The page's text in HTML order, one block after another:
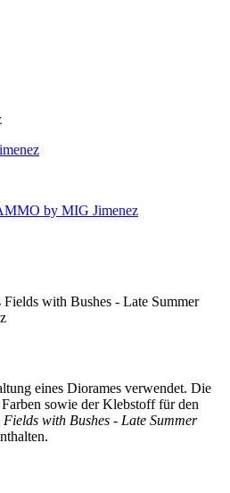
by MIG Jimenez
with Bushes - Late Summer
eines Diorames verwendet. Die
sowie der Klebstoff für den
Fields with Bushes - Late Summer